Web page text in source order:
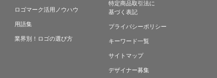
ロゴマーク活用ノウハウ
用語集
業界別！ロゴの選び方
特定商品取引法に
基づく表記
プライバシーポリシー
キーワード一覧
サイトマップ
デザイナー募集